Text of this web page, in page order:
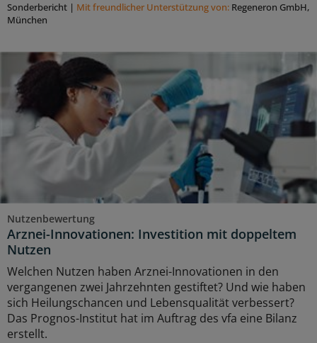
Sonderbericht | Mit freundlicher Unterstützung von: Regeneron GmbH,
München
Nutzenbewertung
Arznei-Innovationen: Investition mit doppeltem
Nutzen
Welchen Nutzen haben Arznei-Innovationen in den
vergangenen zwei Jahrzehnten gestiftet? Und wie haben
sich Heilungschancen und Lebensqualität verbessert?
Das Prognos-Institut hat im Auftrag des vfa eine Bilanz
erstellt.